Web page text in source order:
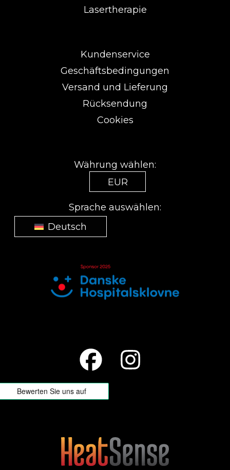
Lasertherapie
Kundenservice
Geschäftsbedingungen
Versand und Lieferung
Rücksendung
Cookies
Währung wählen:
EUR
Sprache auswählen:
Deutsch